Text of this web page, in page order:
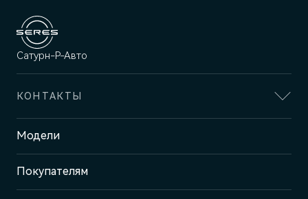
Сатурн-Р-Авто
КОНТАКТЫ
Адрес
Пермь, ш. Космонавтов, 399 Б/1
Отдел продаж и сервиса
+7 (342) 250-23-25
Модели
Покупателям